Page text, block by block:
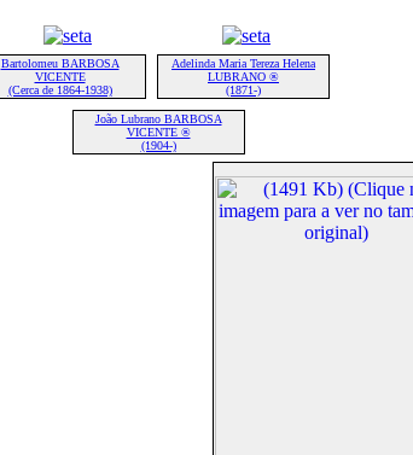
Bartolomeu BARBOSA
VICENTE
(Cerca de 1864-1938)
Adelinda Maria Tereza Helena
LUBRANO ®
(1871-)
João Lubrano BARBOSA
VICENTE ®
(1904-)